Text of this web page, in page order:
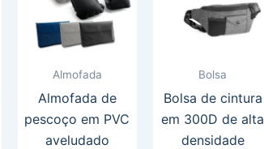
Almofada
Almofada de
pescoço em PVC
aveludado
Bolsa
Bolsa de cintura
em 300D de alta
densidade